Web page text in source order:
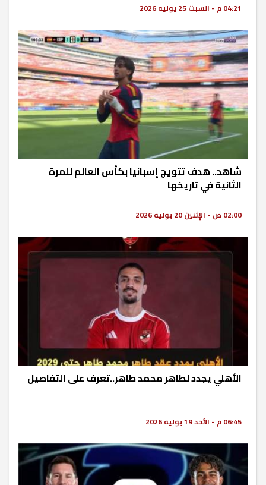
04:21 م - السبت 25 يوليه 2026
شاهد.. هدف تتويج إسبانيا بكأس العالم للمرة
الثانية في تاريخها
02:00 ص - الإثنين 20 يوليه 2026
الأهلي يجدد لطاهر محمد طاهر..تعرف على التفاصيل
06:45 م - الأحد 19 يوليه 2026